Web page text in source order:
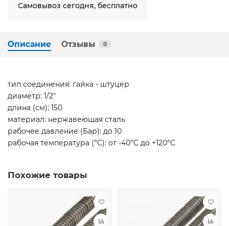
Самовывоз сегодня, бесплатно
Описание Отзывы 0
тип соединения: гайка - штуцер
диаметр: 1/2"
длина (см): 150
материал: нержавеющая сталь
рабочее давление (Бар): до 10
рабочая температура (°С): от -40°C до +120°C
Похожие товары